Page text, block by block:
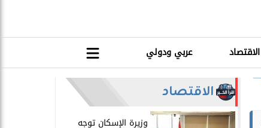
الاقتصاد عربي ودولي
الاقتصاد
​وزيرة الإسكان توجه